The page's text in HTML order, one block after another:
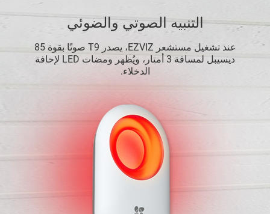
التنبيه الصوتي والضوئي
عند تشغيل مستشعر EZVIZ، يصدر T9 صوتًا بقوة 85
ديسيبل لمسافة 3 أمتار، ويُظهر ومضات LED لإخافة
الدخلاء.